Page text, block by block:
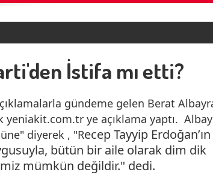
İstifa mı etti?
gündeme gelen Berat
yeniakit.com.tr ye açıklama yaptı.
diyerek , "Recep Tayyip Erdoğan’ın
bütün bir aile olarak dim dik
mümkün değildir." dedi.